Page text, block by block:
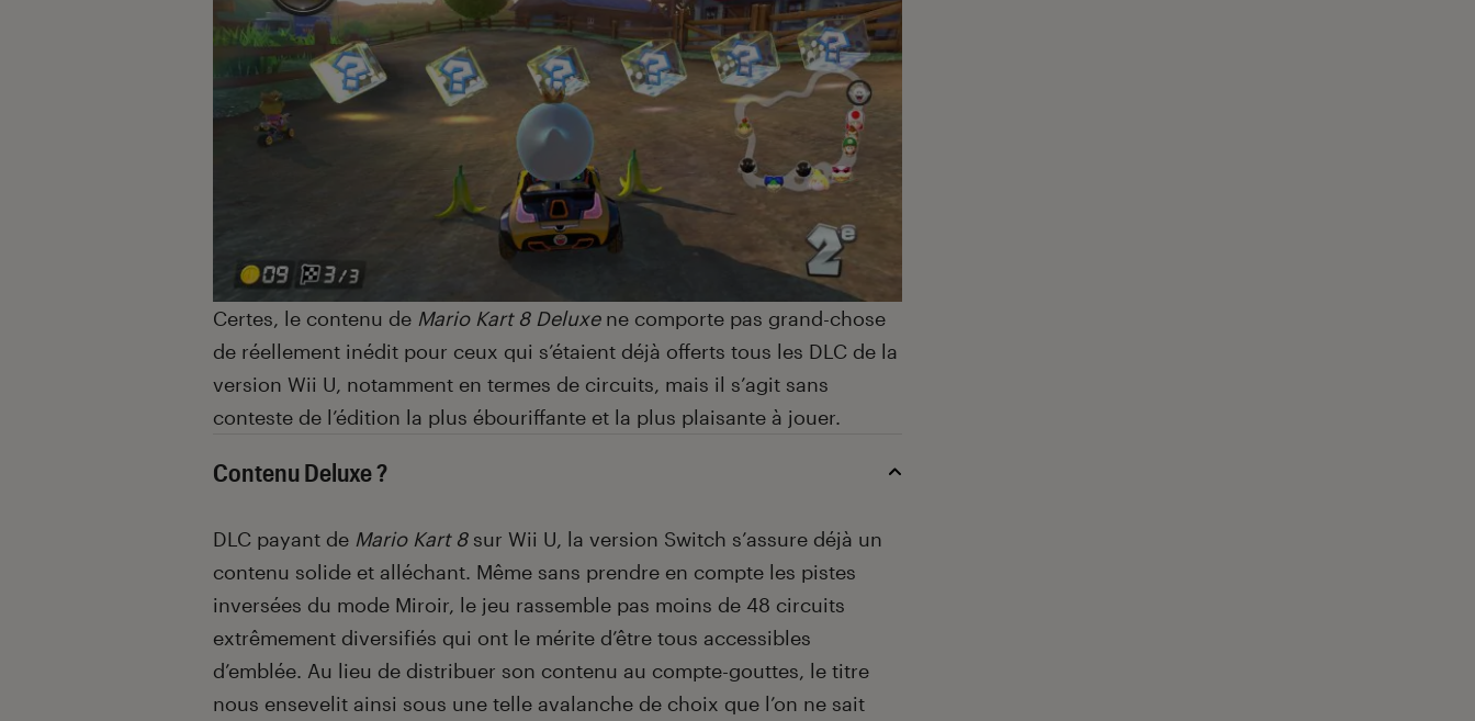
Certes, le contenu de Mario Kart 8 Deluxene comporte pas grand-chose
de réellement inédit pour ceux qui s’étaient déjà offerts tous les DLC de la
version Wii U, notamment en termes de circuits, mais il s’agit sans
conteste de l’édition la plus ébouriffante et la plus plaisante à jouer.
Contenu Deluxe ?
DLC payant de Mario Kart 8sur Wii U, la version Switch s’assure déjà un
contenu solide et alléchant. Même sans prendre en compte les pistes
inversées du mode Miroir, le jeu rassemble pas moins de 48 circuits
extrêmement diversifiés qui ont le mérite d’être tous accessibles
d’emblée. Au lieu de distribuer son contenu au compte-gouttes, le titre
nous ensevelit ainsi sous une telle avalanche de choix que l’on ne sait